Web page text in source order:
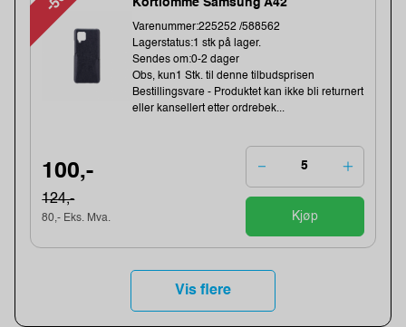
Varenummer:225252 /588562
Lagerstatus:1 stk på lager.
Sendes om:0-2 dager
Obs, kun1 Stk. til denne tilbudsprisen
Bestillingsvare - Produktet kan ikke bli returnert
eller kansellert etter ordrebek...
100,-
124,-
80,- Eks. Mva. Kjøp
Vis flere